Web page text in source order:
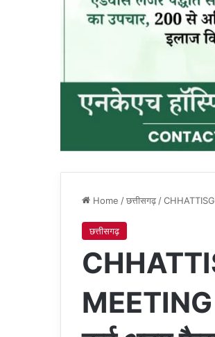
Home /छत्तीसगढ़ /
छत्तीसगढ़
MEETING